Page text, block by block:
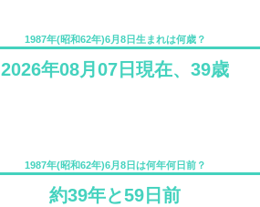
1987年(昭和62年)6月8日生まれは何歳？
2026年08月07日現在、39歳
1987年(昭和62年)6月8日は何年何日前？
約39年と59日前